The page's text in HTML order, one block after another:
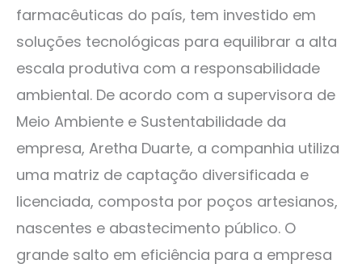
farmacêuticas do país, tem investido em
soluções tecnológicas para equilibrar a alta
escala produtiva com a responsabilidade
ambiental. De acordo com a supervisora de
Meio Ambiente e Sustentabilidade da
empresa, Aretha Duarte, a companhia utiliza
uma matriz de captação diversificada e
licenciada, composta por poços artesianos,
nascentes e abastecimento público. O
grande salto em eficiência para a empresa